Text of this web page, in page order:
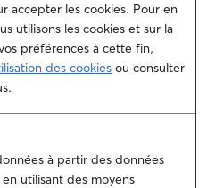
accepter les cookies. Pour en
utilisons les cookies et sur la
préférences à cette fin,
des cookies ou consulter
à partir des données
utilisant des moyens